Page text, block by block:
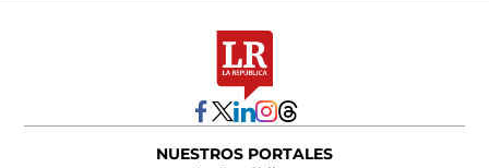
NUESTROS PORTALES